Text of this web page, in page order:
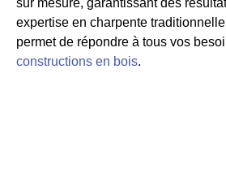
sur mesure, garantissant des
expertise en charpente
permet de répondre à tous vos
constructions en bois.